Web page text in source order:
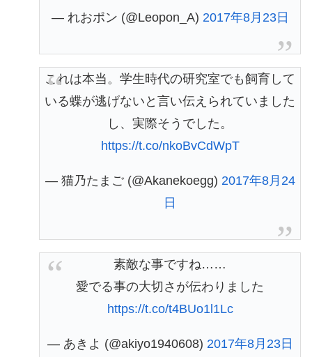
— れおポン (@Leopon_A) 2017年8月23日
これは本当。学生時代の研究室でも飼育して
いる蝶が逃げないと言い伝えられていました
し、実際そうでした。
https://t.co/nkoBvCdWpT
— 猫乃たまご (@Akanekoegg) 2017年8月24
日
素敵な事ですね……
愛でる事の大切さが伝わりました
https://t.co/t4BUo1l1Lc
— あきよ (@akiyo1940608) 2017年8月23日